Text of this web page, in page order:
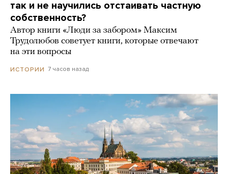
так и не научились отстаивать частную
собственность?
Автор книги «Люди за забором» Максим
Трудолюбов советует книги, которые отвечают
на эти вопросы
ИСТОРИИ 7 часов назад